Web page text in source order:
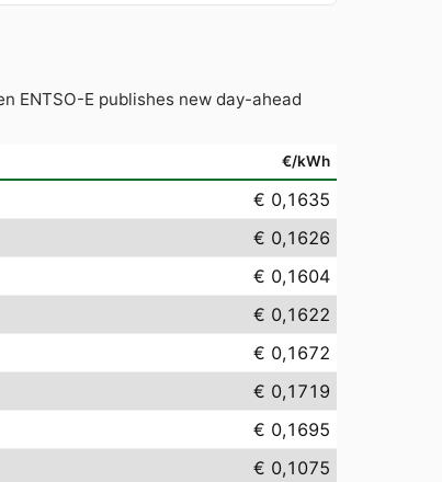
ENTSO-E publishes new day-ahead
€/kWh
€ 0,1635
€ 0,1626
€ 0,1604
€ 0,1622
€ 0,1672
€ 0,1719
€ 0,1695
€ 0,1075